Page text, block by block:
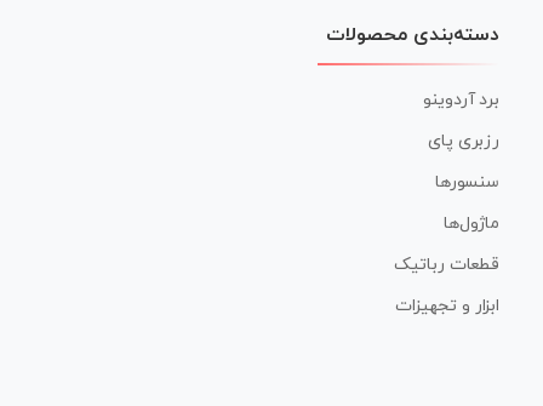
دسته‌بندی محصولات
برد آردوینو
رزبری پای
سنسورها
ماژول‌ها
قطعات رباتیک
ابزار و تجهیزات